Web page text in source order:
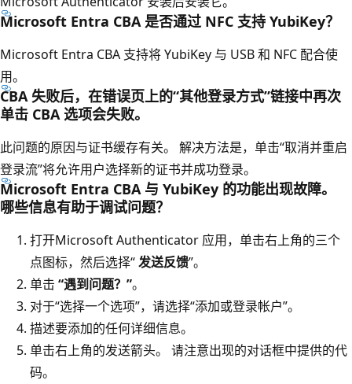
Microsoft Entra CBA 是否通过 NFC 支持 YubiKey？
Microsoft Entra CBA 支持将 YubiKey 与 USB 和 NFC 配合使
用。
CBA 失败后，在错误页上的“其他登录方式”链接中再次
单击 CBA 选项会失败。
此问题的原因与证书缓存有关。 解决方法是，单击“取消并重启
登录流”将允许用户选择新的证书并成功登录。
Microsoft Entra CBA 与 YubiKey 的功能出现故障。
哪些信息有助于调试问题？
打开Microsoft Authenticator 应用，单击右上角的三个
点图标，然后选择“发送反馈”。
单击 “遇到问题？”。
对于“选择一个选项”，请选择“添加或登录帐户”。
描述要添加的任何详细信息。
单击右上角的发送箭头。 请注意出现的对话框中提供的代
码。